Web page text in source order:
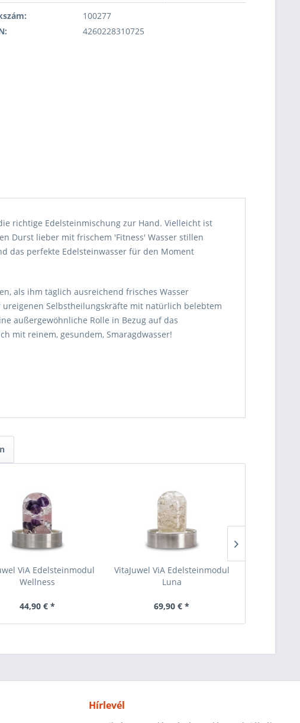
100277
4260228310725
richtige Edelsteinmischung zur Hand. Vielleicht ist
Durst lieber mit frischem 'Fitness' Wasser stillen
das perfekte Edelsteinwasser für den Moment
als ihm täglich ausreichend frisches Wasser
Selbstheilungskräfte mit natürlich belebtem
außergewöhnliche Rolle in Bezug auf das
mit reinem, gesundem, Smaragdwasser!
ViA Edelsteinmodul
Wellness
44,90 € *
VitaJuwel ViA Edelsteinmodul
Luna
69,90 € *
Hírlevél